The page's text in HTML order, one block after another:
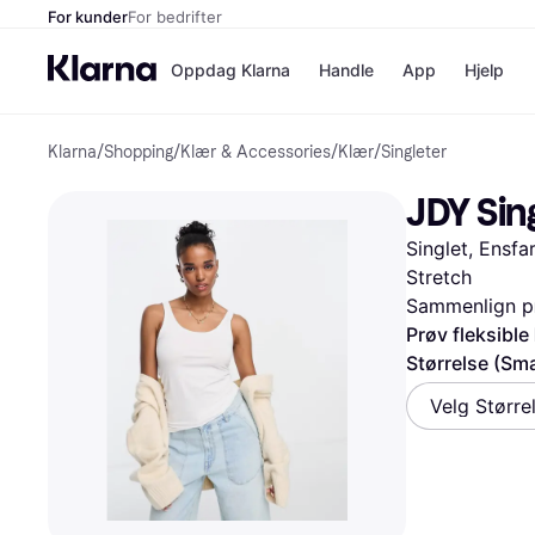
For kunderFor bedrifter
Oppdag Klarna
Betal nå
Betal i 3
Betal innen
Finansiering
Vipps
Handle App Hjelp
Klarna/Shopping/Klær & Accessories/Klær/Singleter
JDY
Singlet,
Stretch
Sammenlign
Prøv
Størrelse
Velg